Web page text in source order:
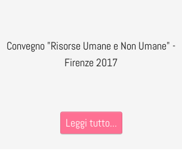
Convegno "Risorse Umane e Non Umane" -
Firenze 2017
Leggi tutto...